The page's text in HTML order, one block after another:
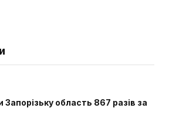
Запорізьку область 867 разів за